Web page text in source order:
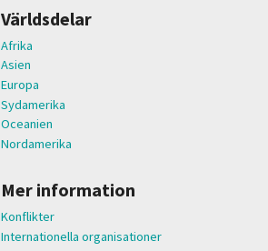
Världsdelar
Afrika
Asien
Europa
Sydamerika
Oceanien
Nordamerika
Mer information
Konflikter
Internationella organisationer